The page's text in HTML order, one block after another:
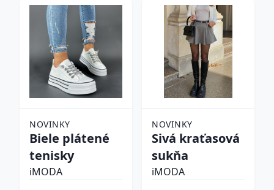
NOVINKY
Biele plátené
tenisky
iMODA
NOVINKY
Sivá kraťasová
sukňa
iMODA